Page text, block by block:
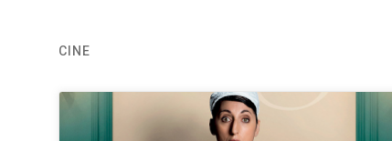
CINE